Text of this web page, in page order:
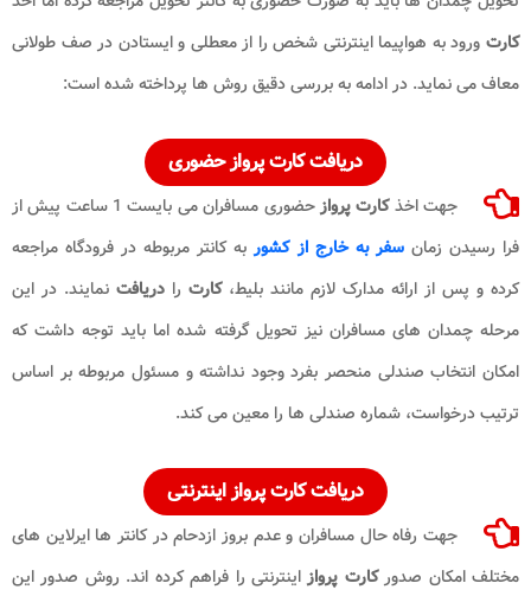
کارت ورود به هواپیما اینترنتی شخص را از معطلی و ایستادن در صف طولانی
معاف می نماید. در ادامه به بررسی دقیق روش ها پرداخته شده است:
دریافت کارت پرواز حضوری
جهت اخذکارت پرواز
حضوری مسافران می بایست 1 ساعت پیش از
فرا رسیدن زمانسفر به خارج از کشوربه کانتر مربوطه در فرودگاه مراجعه
کرده و پس از ارائه مدارک لازم مانند بلیط،کارت را دریافت نمایند. در این
مرحله چمدان های مسافران نیز تحویل گرفته شده اما باید توجه داشت که
امکان انتخاب صندلی منحصر بفرد وجود نداشته و مسئول مربوطه بر اساس
ترتیب درخواست، شماره صندلی ها را معین می کند.
دریافت کارت پرواز اینترنتی
جهت رفاه حال مسافران و عدم بروز ازدحام در کانتر ها ایرلاین های
مختلف امکان صدورکارت پروازاینترنتی را فراهم کرده اند. روش صدور این